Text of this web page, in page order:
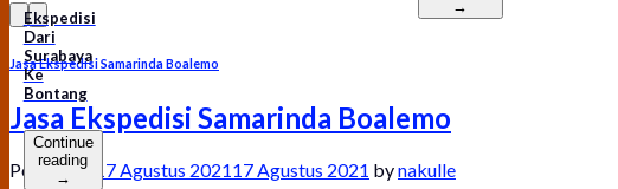
Ekspedisi
Dari
Surabaya
Ke
Bontang
Continue
reading
→
→
Jasa Ekspedisi Samarinda Boalemo
Jasa Ekspedisi Samarinda Boalemo
Posted on 17 Agustus 202117 Agustus 2021 bynakulle